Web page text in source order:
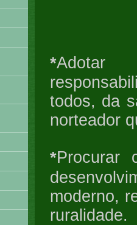
*
todos, da
norteador
*Procurar
moderno,
ruralidade.